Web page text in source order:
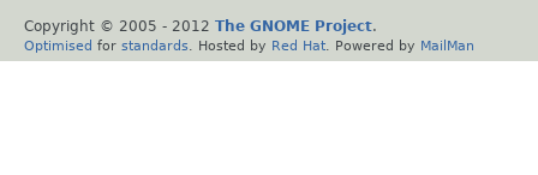
Copyright © 2005 - 2012 The GNOME Project.
Optimised for standards . Hosted by Red Hat . Powered by MailMan